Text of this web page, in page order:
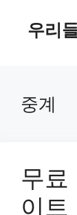
우리
중계
무료
이트